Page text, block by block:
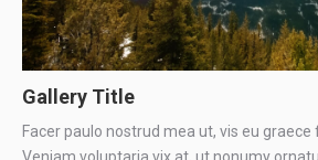
Gallery Title
Facer paulo nostrud mea ut, vis eu graece
Veniam voluptaria vix at, ut nonumy